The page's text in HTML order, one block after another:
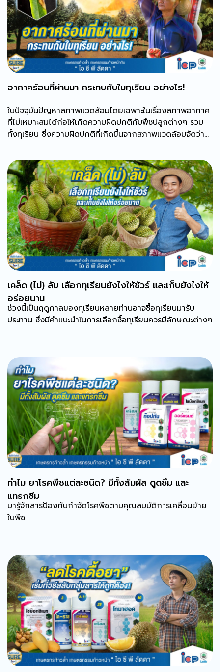
อากาศร้อนที่ผ่านมา กระทบกับใบทุเรียน อย่างไร!
ในปัจจุบันปัญหาสภาพแวดล้อมโดยเฉพาะในเรื่องสภาพอากาศ
ที่ไม่เหมาะสมได้ก่อให้เกิดความผิดปกติกับพืชปลูกต่างๆ รวม
ทั้งทุเรียน ซึ่งความผิดปกติที่เกิดขึ้นจากสภาพแวดล้อมจัดว่า
เคล็ด (ไม่) ลับ เลือกทุเรียนยังไงให้ชัวร์ และเก็บยังไงให้
อร่อยนาน
ช่วงนี้เป็นฤดูกาลของทุเรียนหลายท่านอาจซื้อทุเรียนมารับ
ประทาน ซึ่งมีคำแนะนำในการเลือกซื้อทุเรียนควรมีลักษณะต่างๆ
ทำไม ยาโรคพืชแต่ละชนิด? มีทั้งสัมผัส ดูดซึม และ
แทรกซึม
มารู้จักสารป้องกันกำจัดโรคพืชตามคุณสมบัติการเคลื่อนย้าย
ในพืช